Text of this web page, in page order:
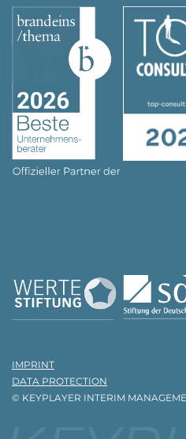
IMPRINT
DATA PROTECTION
© KEYPLAYER INTERIM